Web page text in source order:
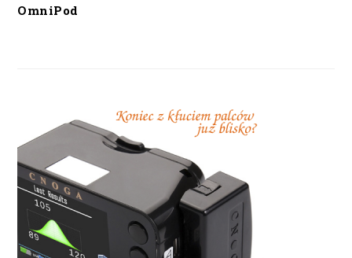
OmniPod